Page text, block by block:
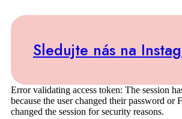
Sledujte nás na
Error validating access token: The session
because the user changed their password or
changed the session for security reasons.